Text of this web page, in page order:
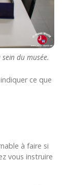
du musée.
ce que
à faire si
vous instruire